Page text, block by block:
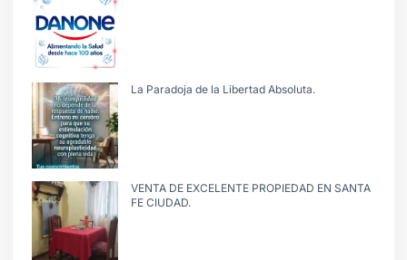
La Paradoja de la Libertad Absoluta.
VENTA DE EXCELENTE PROPIEDAD EN SANTA
FE CIUDAD.